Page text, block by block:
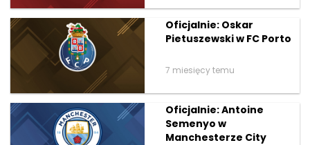
Oficjalnie: Oskar
Pietuszewski w FC Porto
7 miesięcy temu
Oficjalnie: Antoine
Semenyo w
Manchesterze City